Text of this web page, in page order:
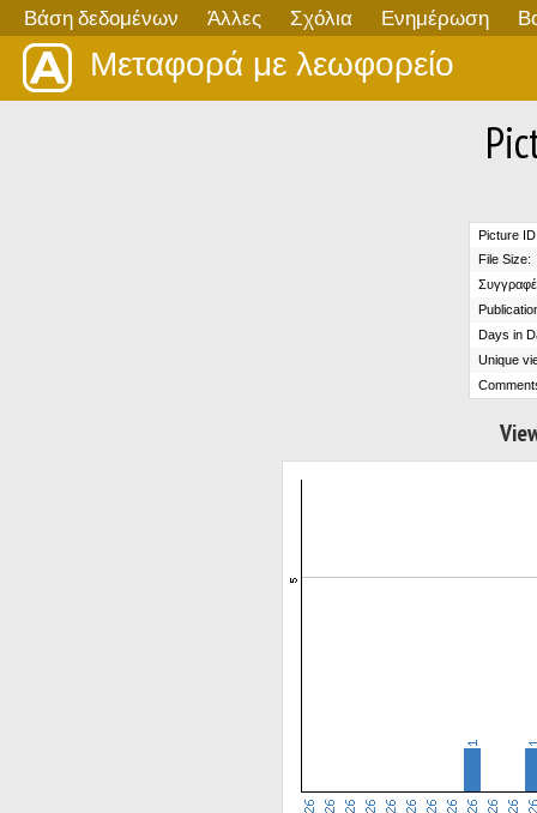
Βάση δεδομένων Άλλες Σχόλια Ενημέρωση
Μεταφορά με λεωφορείο
Picture
File Size:
Days in
Unique